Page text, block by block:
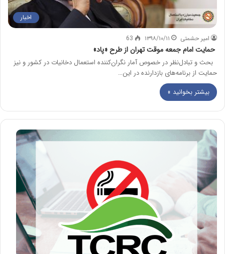
اخبار
امیر حشمتی ۱۳۹۸/۱۰/۱۱ 63
حمایت امام جمعه موقت تهران از طرح «پاد»
بحث و تبادل‌نظر در خصوص آمار نگران‌کننده استعمال دخانیات در کشور و نیز
حمایت از برنامه‌های بازدارنده در این…
بیشتر بخوانید »